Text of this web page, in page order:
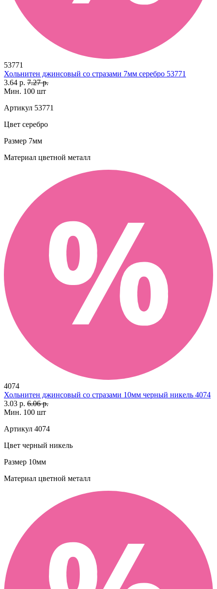
53771
Хольнитен джинсовый со стразами 7мм серебро 53771
3.64 р. 7.27 р.
Мин. 100 шт
Артикул 53771
Цвет серебро
Размер 7мм
Материал цветной металл
4074
Хольнитен джинсовый со стразами 10мм черный никель 4074
3.03 р. 6.06 р.
Мин. 100 шт
Артикул 4074
Цвет черный никель
Размер 10мм
Материал цветной металл